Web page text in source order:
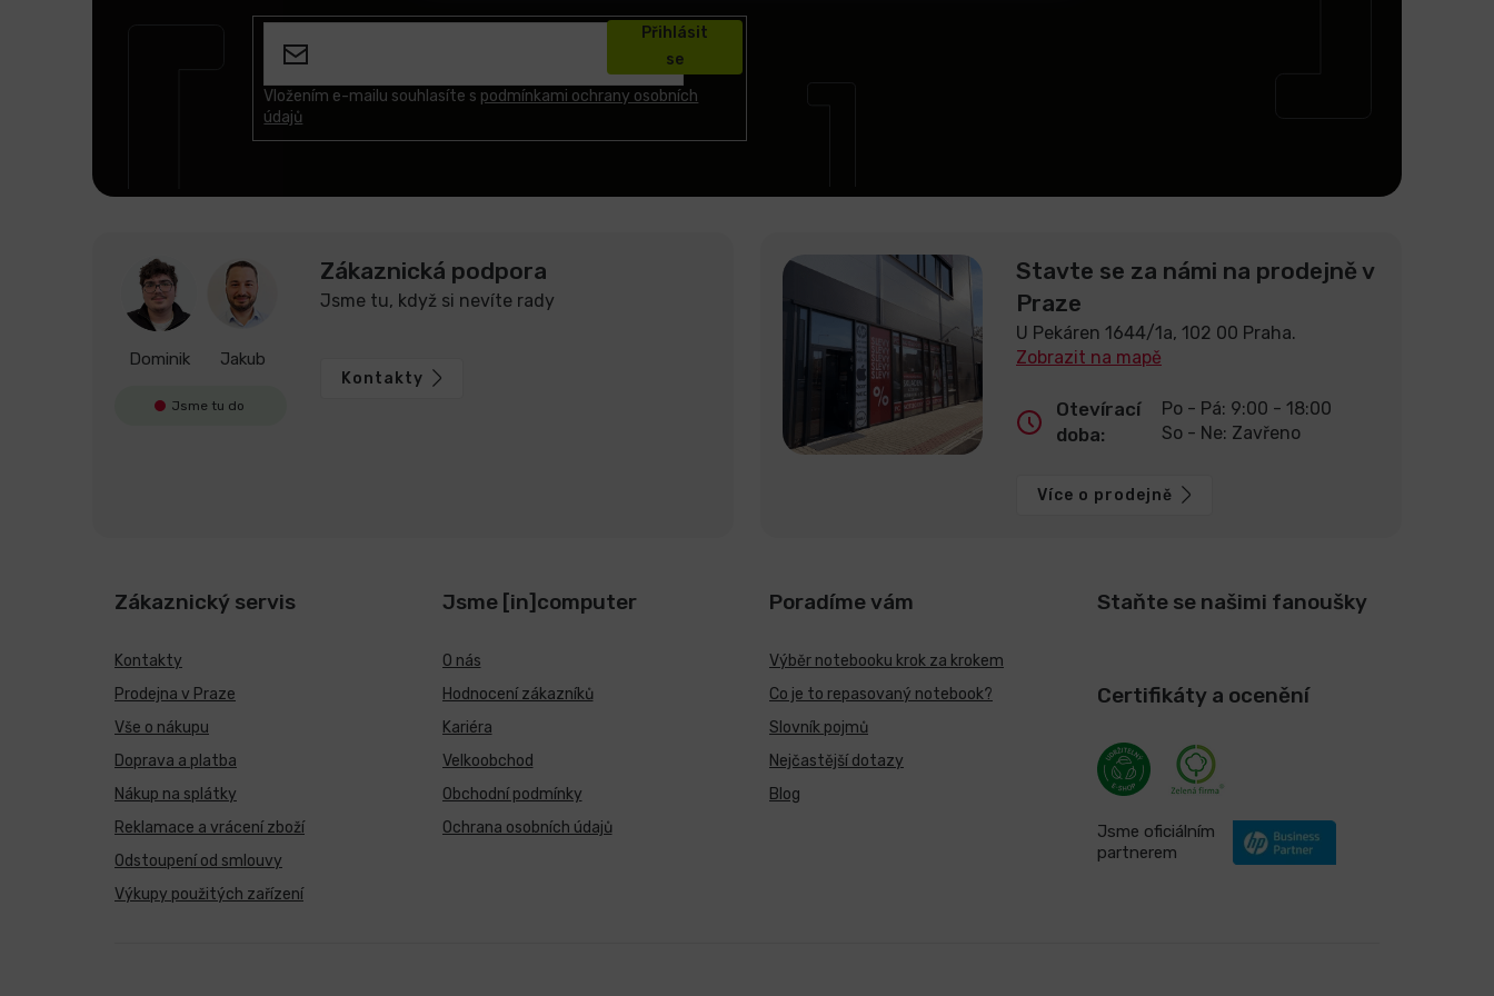
Vložením e-mailu souhlasíte s podmínkami ochrany osobních
údajů
Přihlásit
se
Dominik Jakub
Jsme tu do
Zákaznická podpora
Jsme tu, když si nevíte rady
Kontakty
Stavte se za námi na prodejně v
Praze
U Pekáren 1644/1a, 102 00 Praha.
Zobrazit na mapě
Otevírací
doba:
Po - Pá: 9:00 - 18:00
So - Ne: Zavřeno
Více o prodejně
Zákaznický servis
Kontakty
Prodejna v Praze
Vše o nákupu
Doprava a platba
Nákup na splátky
Reklamace a vrácení zboží
Odstoupení od smlouvy
Výkupy použitých zařízení
Jsme [in]computer
O nás
Hodnocení zákazníků
Kariéra
Velkoobchod
Obchodní podmínky
Ochrana osobních údajů
Poradíme vám
Výběr notebooku krok za krokem
Co je to repasovaný notebook?
Slovník pojmů
Nejčastější dotazy
Blog
Staňte se našimi fanoušky
Certifikáty a ocenění
Jsme oficiálním
partnerem